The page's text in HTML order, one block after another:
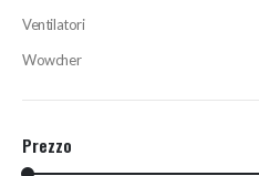
Ventilatori
Wowcher
Prezzo